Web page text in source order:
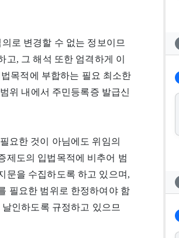
로 변경할 수 없는 정보이므
, 그 해석 또한 엄격하게 이
목적에 부합하는 필요 최소한
위 내에서 주민등록증 발급신
요한 것이 아님에도 위임의
제도의 입법목적에 비추어 범
문을 수집하도록 하고 있으며,
필요한 범위로 한정하여야 함
인하도록 규정하고 있으므